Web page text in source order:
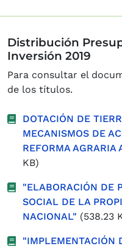
Distribución
Inversión 2019
Para consultar el
de los títulos.
DOTACIÓN DE
MECANISMOS DE
REFORMA
KB)
"ELABORACIÓN DE
SOCIAL DE LA
NACIONAL" (538.23
"IMPLEMENTACIÓN